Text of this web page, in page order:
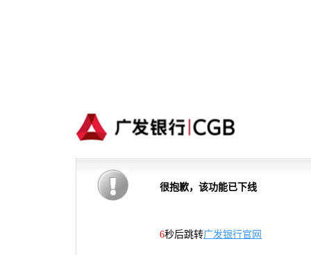
很抱歉，该功能已下线
5秒后跳转广发银行官网